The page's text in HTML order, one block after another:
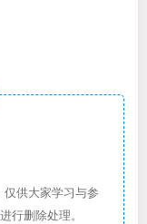
供大家学习与参
进行删除处理。